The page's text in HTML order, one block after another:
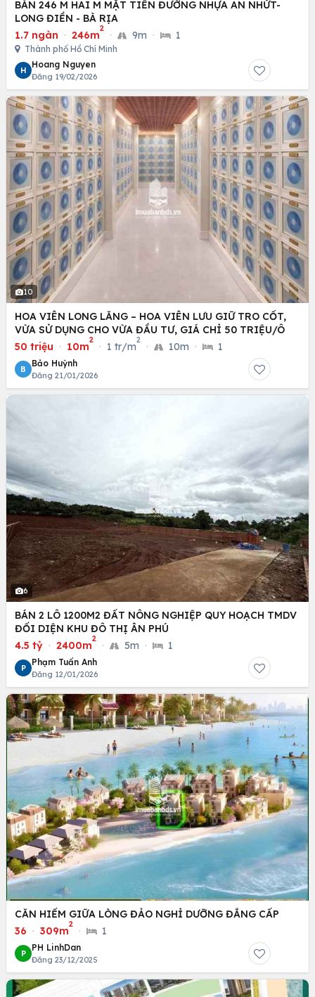
BÁN 246 M HAI M MẶT TIỀN ĐƯỜNG NHỰA AN NHỨT-
LONG ĐIỀN - BÀ RỊA
1.7 ngàn · 246m
2
· 9m · 1
Thành phố Hồ Chí Minh
H
Hoang Nguyen
Đăng 19/02/2026
10
HOA VIÊN LONG LĂNG – HOA VIÊN LƯU GIỮ TRO CỐT,
VỪA SỬ DỤNG CHO VỪA ĐẦU TƯ, GIÁ CHỈ 50 TRIỆU/Ô
50 triệu · 10m
2
· 1 tr/m
2
· 10m · 1
B
Bảo Huỳnh
Đăng 21/01/2026
6
BÁN 2 LÔ 1200M2 ĐẤT NÔNG NGHIỆP QUY HOẠCH TMDV
ĐỐI DIỆN KHU ĐÔ THỊ ÂN PHÚ
4.5 tỷ · 2400m
2
· 5m · 1
P
Phạm Tuấn Anh
Đăng 12/01/2026
CĂN HIẾM GIỮA LÒNG ĐẢO NGHỈ DƯỠNG ĐẲNG CẤP
36 · 309m
2
· 1
P
PH LinhDan
Đăng 23/12/2025